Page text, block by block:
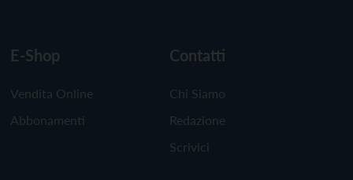
E-Shop
Vendita Online
Abbonamenti
Contatti
Chi Siamo
Redazione
Scrivici